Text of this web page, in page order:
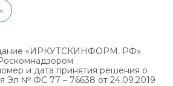
«ИРКУТСКИНФОРМ. РФ»
и дата принятия решения о
Эл № ФС 77 – 76638 от 24.09.2019